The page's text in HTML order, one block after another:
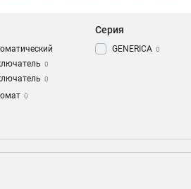
0
0
0
Серия
GENERICA 0